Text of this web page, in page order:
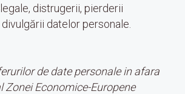
distrugerii, pierderii
datelor personale.
de date personale in afara
Zonei Economice-Europene